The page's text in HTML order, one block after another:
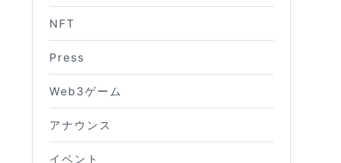
NFT
Press
Web3ゲーム
アナウンス
イベント